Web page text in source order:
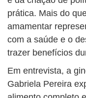
prática. Mais do
amamentar
com a saúde e o
trazer benefícios
Em entrevista, a
Gabriela Pereira